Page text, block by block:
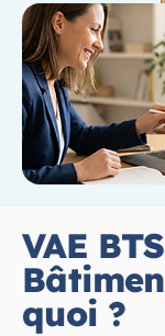
VAE BTS
quoi ?